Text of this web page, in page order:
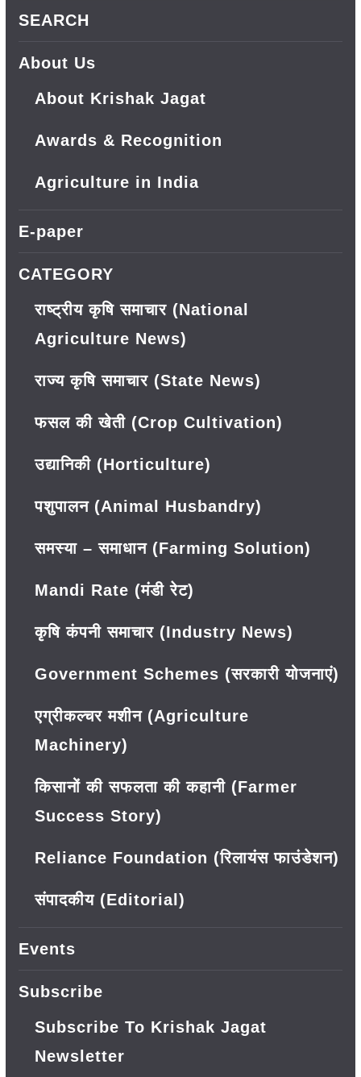
SEARCH
About Us
About Krishak Jagat
Awards & Recognition
Agriculture in India
E-paper
CATEGORY
राष्ट्रीय कृषि समाचार (National
Agriculture News)
राज्य कृषि समाचार (State News)
फसल की खेती (Crop Cultivation)
उद्यानिकी (Horticulture)
पशुपालन (Animal Husbandry)
समस्या – समाधान (Farming Solution)
Mandi Rate (मंडी रेट)
कृषि कंपनी समाचार (Industry News)
Government Schemes (सरकारी योजनाएं)
एग्रीकल्चर मशीन (Agriculture
Machinery)
किसानों की सफलता की कहानी (Farmer
Success Story)
Reliance Foundation (रिलायंस फाउंडेशन)
संपादकीय (Editorial)
Events
Subscribe
Subscribe To Krishak Jagat
Newsletter